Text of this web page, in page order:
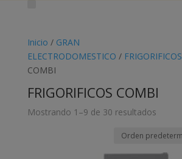
Inicio / GRAN
ELECTRODOMESTICO / FRIGORIFICOS
COMBI
FRIGORIFICOS COMBI
Mostrando 1–9 de 30 resultados